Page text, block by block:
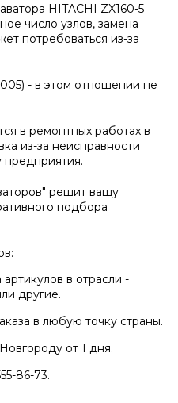
HITACHI ZX160-5
число узлов, замена
потребоваться из-за
- в этом отношении не
в ремонтных работах в
из-за неисправности
предприятия.
решит вашу
подбора
в отрасли -
другие.
в любую точку страны.
от 1 дня.
86-73.